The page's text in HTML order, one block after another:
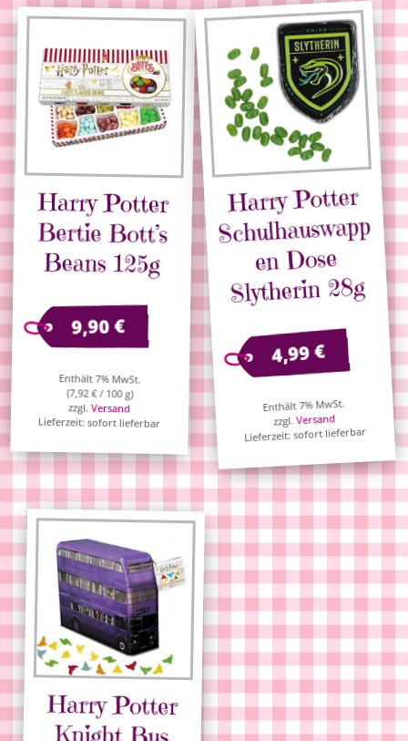
Harry Potter
Bertie Bott’s
Beans 125g
9,90€
Enthält 7% MwSt.
(7,92€/ 100 g)
zzgl.Versand
Lieferzeit: sofort lieferbar
Harry Potter
Schulhauswapp
en Dose
Slytherin 28g
4,99€
Enthält 7% MwSt.
zzgl.Versand
Lieferzeit: sofort lieferbar
Harry Potter
Knight Bus
Fruchtgummi